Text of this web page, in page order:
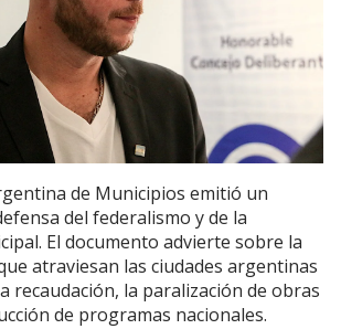
de Municipios emitió un
del federalismo y de la
El documento advierte sobre la
atraviesan las ciudades argentinas
recaudación, la paralización de obras
de programas nacionales.